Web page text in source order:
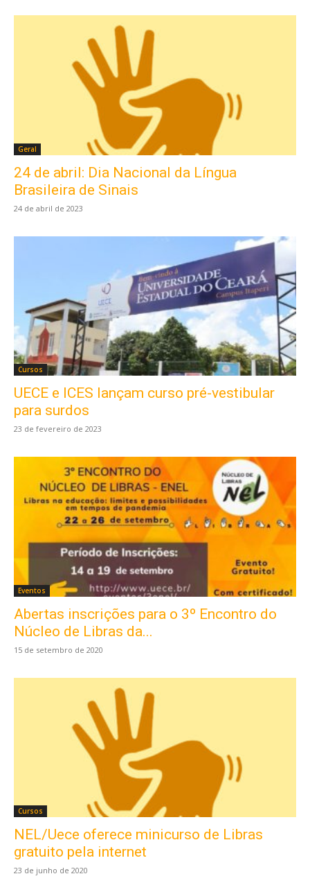
Geral
24 de abril: Dia Nacional da Língua
Brasileira de Sinais
24 de abril de 2023
Cursos
UECE e ICES lançam curso pré-vestibular
para surdos
23 de fevereiro de 2023
Eventos
Abertas inscrições para o 3º Encontro do
Núcleo de Libras da...
15 de setembro de 2020
Cursos
NEL/Uece oferece minicurso de Libras
gratuito pela internet
23 de junho de 2020